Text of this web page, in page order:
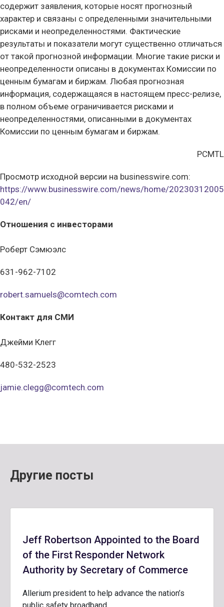
содержит заявления, которые носят прогнозный
характер и связаны с определенными значительными
рисками и неопределенностями. Фактические
результаты и показатели могут существенно отличаться
от такой прогнозной информации. Многие такие риски и
неопределенности описаны в документах Комиссии по
ценным бумагам и биржам. Любая прогнозная
информация, содержащаяся в настоящем пресс-релизе,
в полном объеме ограничивается рисками и
неопределенностями, описанными в документах
Комиссии по ценным бумагам и биржам.
PCMTL
Просмотр исходной версии на businesswire.com:
https://www.businesswire.com/news/home/20230312005
042/en/
Отношения с инвесторами
Роберт Сэмюэлс
631-962-7102
robert.samuels@comtech.com
Контакт для СМИ
Джейми Клегг
480-532-2523
jamie.clegg@comtech.com
Другие посты
Jeff Robertson Appointed to the Board
of the First Responder Network
Authority by Secretary of Commerce
Allerium president to help advance the nation’s